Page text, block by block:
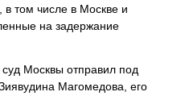
в том числе в Москве и
на задержание
Москвы отправил под
Магомедова, его